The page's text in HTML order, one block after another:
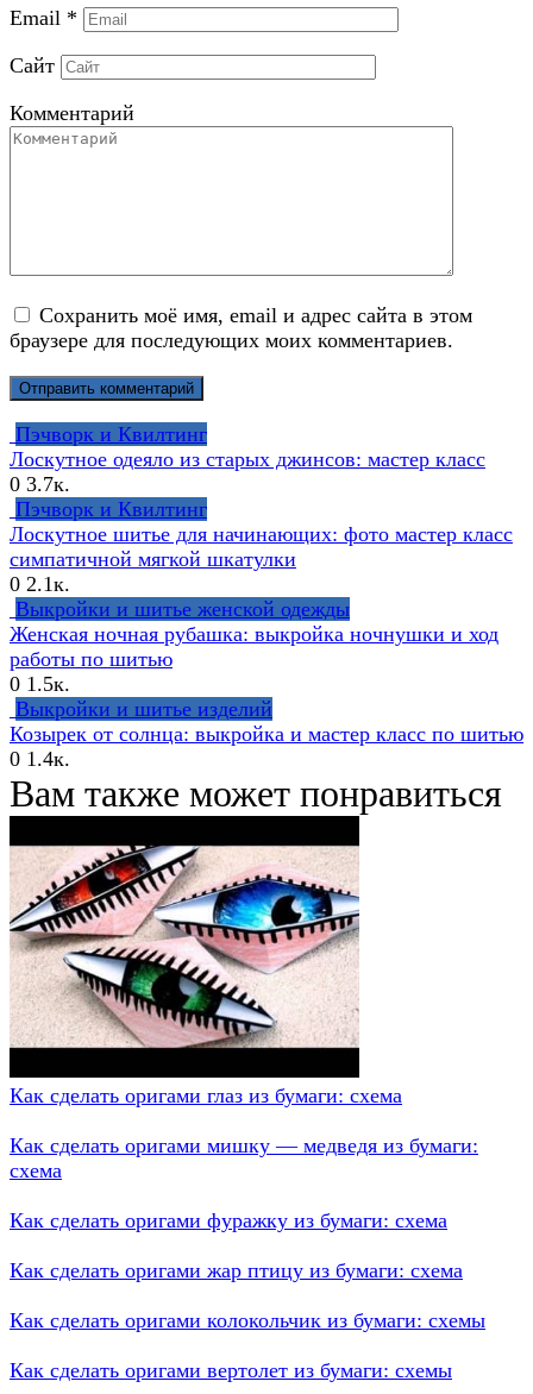
Email *
Сайт
Комментарий
Сохранить моё имя, email и адрес сайта в этом
браузере для последующих моих комментариев.
Пэчворк и Квилтинг
Лоскутное одеяло из старых джинсов: мастер класс
0 3.7к.
Пэчворк и Квилтинг
Лоскутное шитье для начинающих: фото мастер класс
симпатичной мягкой шкатулки
0 2.1к.
Выкройки и шитье женской одежды
Женская ночная рубашка: выкройка ночнушки и ход
работы по шитью
0 1.5к.
Выкройки и шитье изделий
Козырек от солнца: выкройка и мастер класс по шитью
0 1.4к.
Вам также может понравиться
Как сделать оригами глаз из бумаги: схема
Как сделать оригами мишку — медведя из бумаги:
схема
Как сделать оригами фуражку из бумаги: схема
Как сделать оригами жар птицу из бумаги: схема
Как сделать оригами колокольчик из бумаги: схемы
Как сделать оригами вертолет из бумаги: схемы